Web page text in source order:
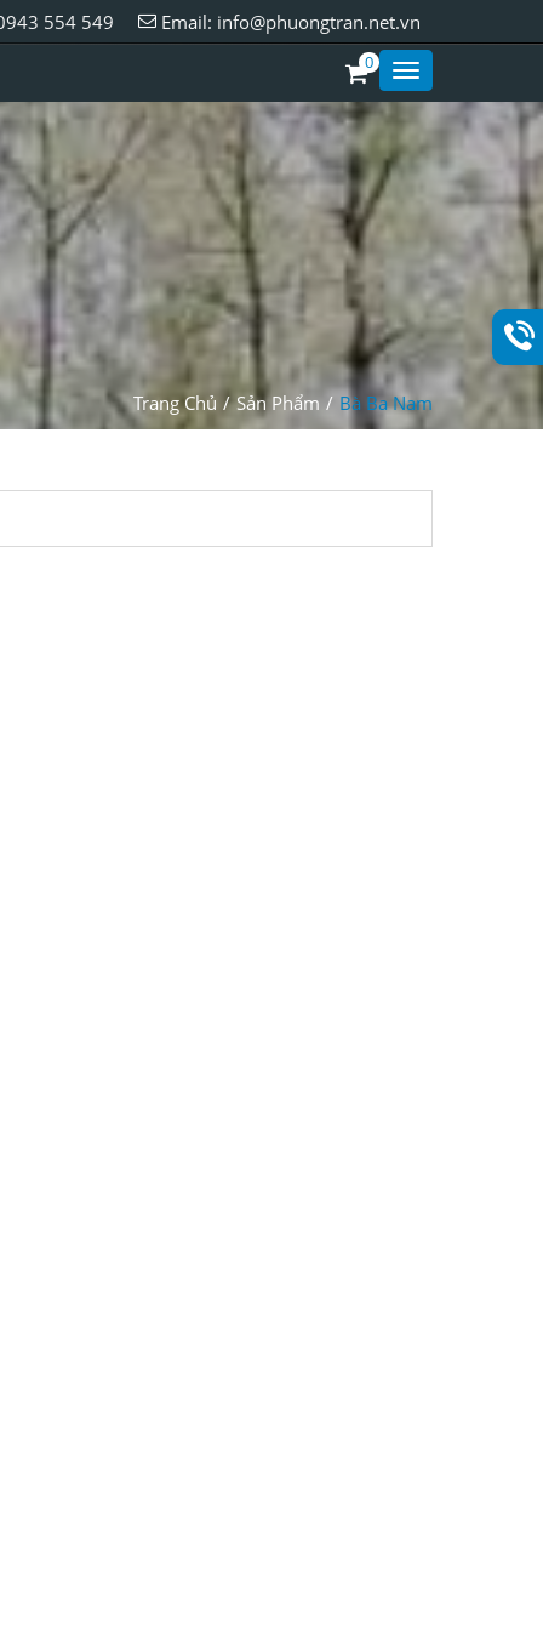
Email: info@phuongtran.net.vn
554 549
0
Toggle
Styles
Trang Chủ Sản Phẩm Bà Ba Nam